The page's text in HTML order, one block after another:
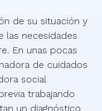
de su situación y
las necesidades
En unas pocas
de cuidados
social
trabajando
un diagnóstico